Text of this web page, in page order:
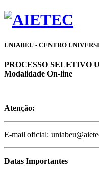
UNIABEU - CENTRO
PROCESSO SELETIVO
Modalidade On-line
Atenção:
E-mail oficial:
Datas Importantes